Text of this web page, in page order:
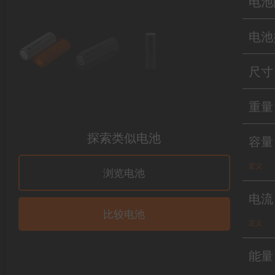
探索类似电池
浏览电池
比较电池
电
尺寸
重量
容量
定义
电流
定义
能量